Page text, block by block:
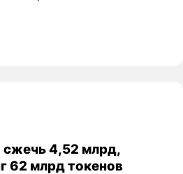
сжечь 4,52 млрд,
62 млрд токенов